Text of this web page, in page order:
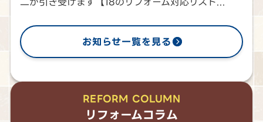
お知らせ一覧を見る
REFORM COLUMN
リフォームコラム